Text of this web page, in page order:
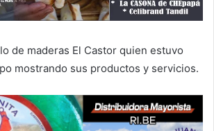
de maderas El Castor quien estuvo
mostrando sus productos y servicios.